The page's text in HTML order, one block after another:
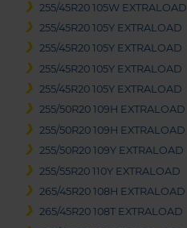
255/45R20 105W EXTRALOAD
255/45R20 105Y EXTRALOAD
255/45R20 105Y EXTRALOAD
255/45R20 105Y EXTRALOAD
255/45R20 105Y EXTRALOAD
255/50R20 109H EXTRALOAD
255/50R20 109H EXTRALOAD
255/50R20 109Y EXTRALOAD
255/55R20 110Y EXTRALOAD
265/45R20 108H EXTRALOAD
265/45R20 108T EXTRALOAD